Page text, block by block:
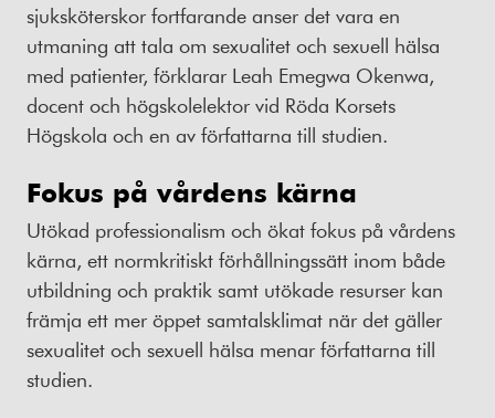
sjuksköterskor fortfarande anser det vara en
utmaning att tala om sexualitet och sexuell hälsa
med patienter, förklarar Leah Emegwa Okenwa,
docent och högskolelektor vid Röda Korsets
Högskola och en av författarna till studien.
Fokus på vårdens kärna
Utökad professionalism och ökat fokus på vårdens
kärna, ett normkritiskt förhållningssätt inom både
utbildning och praktik samt utökade resurser kan
främja ett mer öppet samtalsklimat när det gäller
sexualitet och sexuell hälsa menar författarna till
studien.